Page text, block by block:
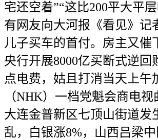
宅还空着”“这比200平大平层
有网友向大河报《看见》记
儿子买车的首付。房主又催
央行开展8000亿买断式逆回
点电费，姑且打消当天上午
（NHK）一档党魁会商电视
大连金普新区七顶山街道发
乱，白银涨8%，山西吕梁